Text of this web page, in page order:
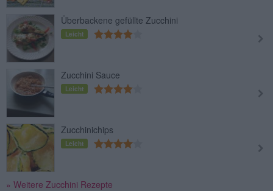
Überbackene gefüllte Zucchini
Leicht
Zucchini Sauce
Leicht
Zucchinichips
Leicht
» Weitere Zucchini Rezepte